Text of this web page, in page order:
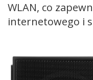
WLAN, co
internetowego i